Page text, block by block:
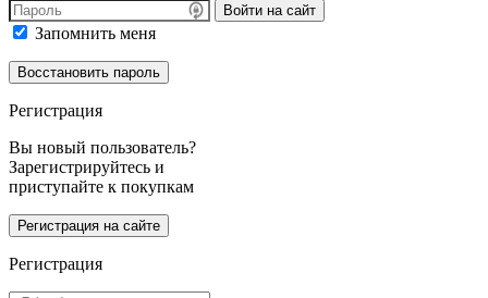
Войти на сайт
Запомнить меня
Регистрация
Вы новый пользователь?
Зарегистрируйтесь и
приступайте к покупкам
Регистрация